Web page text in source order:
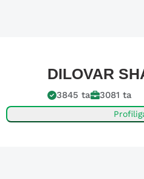
DILOVAR
3845 ta 3081 ta